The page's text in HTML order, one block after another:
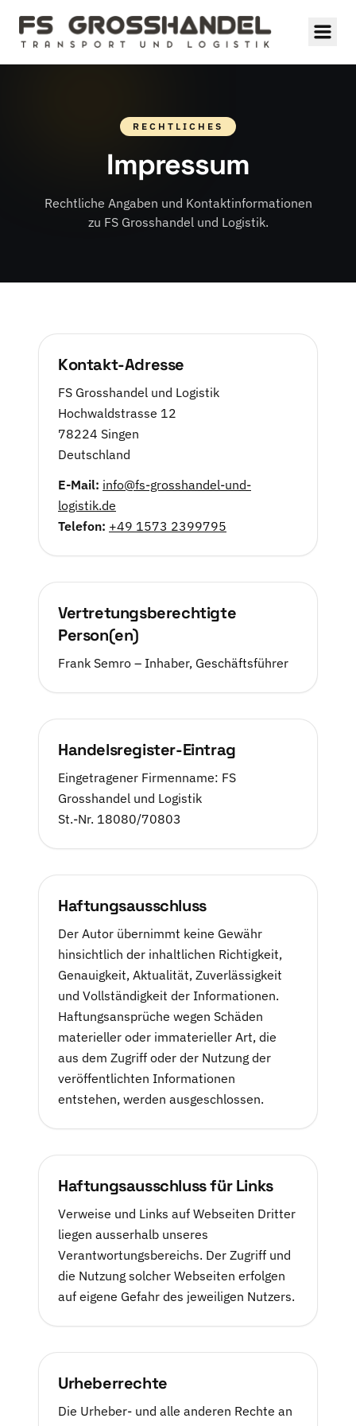
RECHTLICHES
Impressum
Rechtliche Angaben und Kontaktinformationen
zu FS Grosshandel und Logistik.
Kontakt-Adresse
FS Grosshandel und Logistik
Hochwaldstrasse 12
78224 Singen
Deutschland
E-Mail: info@fs-grosshandel-und-
logistik.de
Telefon: +49 1573 2399795
Vertretungsberechtigte
Person(en)
Frank Semro – Inhaber, Geschäftsführer
Handelsregister-Eintrag
Eingetragener Firmenname: FS
Grosshandel und Logistik
St.-Nr. 18080/70803
Haftungsausschluss
Der Autor übernimmt keine Gewähr
hinsichtlich der inhaltlichen Richtigkeit,
Genauigkeit, Aktualität, Zuverlässigkeit
und Vollständigkeit der Informationen.
Haftungsansprüche wegen Schäden
materieller oder immaterieller Art, die
aus dem Zugriff oder der Nutzung der
veröffentlichten Informationen
entstehen, werden ausgeschlossen.
Haftungsausschluss für Links
Verweise und Links auf Webseiten Dritter
liegen ausserhalb unseres
Verantwortungsbereichs. Der Zugriff und
die Nutzung solcher Webseiten erfolgen
auf eigene Gefahr des jeweiligen Nutzers.
Urheberrechte
Die Urheber- und alle anderen Rechte an